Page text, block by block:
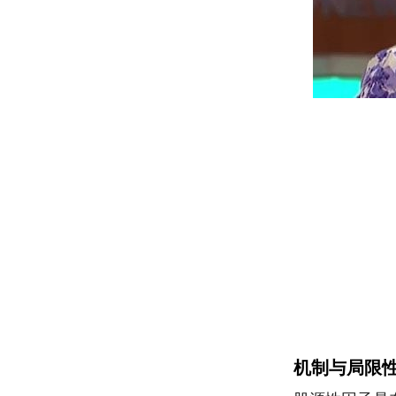
机制与局限